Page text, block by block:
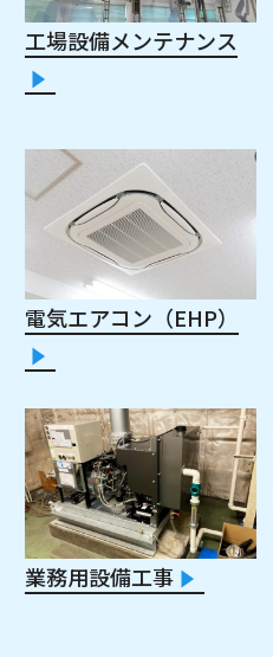
工場設備メンテナンス
電気エアコン（EHP）
業務用設備工事